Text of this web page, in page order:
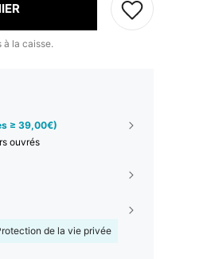
à la caisse.
≥ 39,00€)
ouvrés
de la vie privée